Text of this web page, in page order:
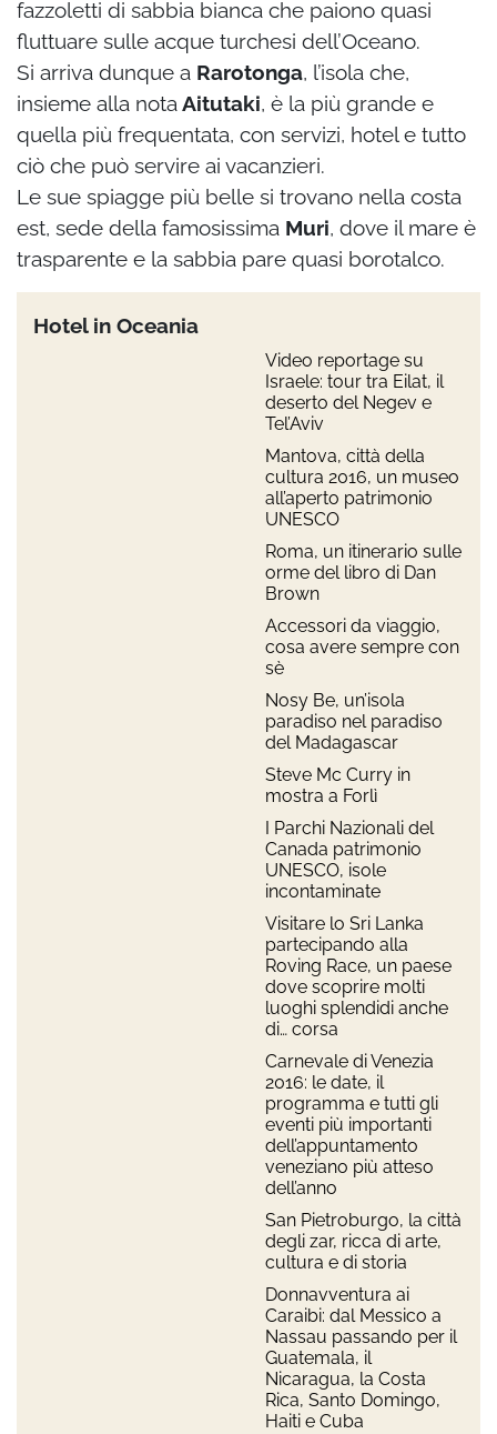
fazzoletti di sabbia bianca che paiono quasi
fluttuare sulle acque turchesi dell’Oceano.
Si arriva dunque a Rarotonga, l’isola che,
insieme alla nota Aitutaki, è la più grande e
quella più frequentata, con servizi, hotel e tutto
ciò che può servire ai vacanzieri.
Le sue spiagge più belle si trovano nella costa
est, sede della famosissima Muri, dove il mare è
trasparente e la sabbia pare quasi borotalco.
Hotel in Oceania
Video reportage su
Israele: tour tra Eilat, il
deserto del Negev e
Tel’Aviv
Mantova, città della
cultura 2016, un museo
all’aperto patrimonio
UNESCO
Roma, un itinerario sulle
orme del libro di Dan
Brown
Accessori da viaggio,
cosa avere sempre con
sè
Nosy Be, un’isola
paradiso nel paradiso
del Madagascar
Steve Mc Curry in
mostra a Forlì
I Parchi Nazionali del
Canada patrimonio
UNESCO, isole
incontaminate
Visitare lo Sri Lanka
partecipando alla
Roving Race, un paese
dove scoprire molti
luoghi splendidi anche
di… corsa
Carnevale di Venezia
2016: le date, il
programma e tutti gli
eventi più importanti
dell’appuntamento
veneziano più atteso
dell’anno
San Pietroburgo, la città
degli zar, ricca di arte,
cultura e di storia
Donnavventura ai
Caraibi: dal Messico a
Nassau passando per il
Guatemala, il
Nicaragua, la Costa
Rica, Santo Domingo,
Haiti e Cuba